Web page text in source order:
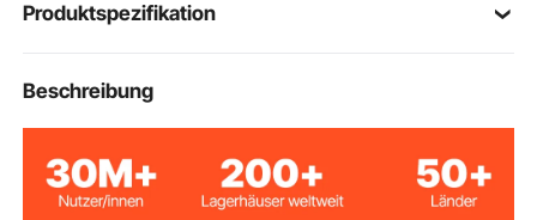
Produktspezifikation
Artikelmodellnum
mer
Nennspannung /
Frequenz
Einphasig 230 V / 50 Hz
Beschreibung